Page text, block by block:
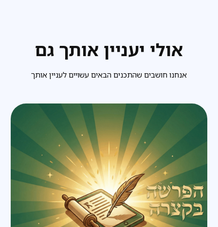
אולי יעניין אותך גם
אנחנו חושבים שהתכנים הבאים עשויים לעניין אותך